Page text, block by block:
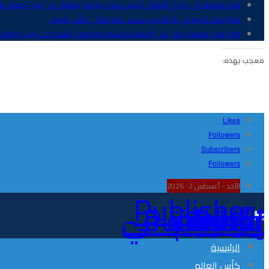
ليلة مجنونة في دوري الأبطال..باريس سان جيرمان يتفوق على بايرن ميونخ
مواجهات قوية في قرعة دور سدس عشر نهائي كأس العرش
فوز ثمين لنهضة بركان على أولمبيك الدشيرة وتواصل التقدم في ترتيب
معجب بهذه:
Likes
Followers
Subscribers
Followers
الأحد - أغسطس 2- 2026
Publisher - تغطية إخبارية لكافة الأحداث الرياضية في المغرب والعالم.
الرئيسية
كأس العالم